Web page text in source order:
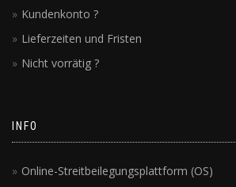
Kundenkonto ?
Lieferzeiten und Fristen
Nicht vorrätig ?
INFO
Online-Streitbeilegungsplattform (OS)